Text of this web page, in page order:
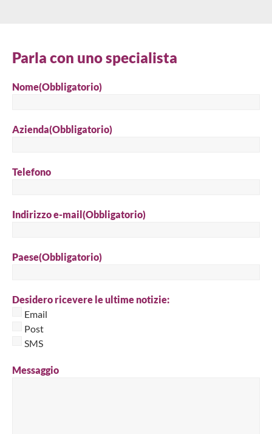
preferiti
di
Refrigeration,
possono
fornirti
un
prodotto
Parla con uno specialista
Nome(Obbligatorio)
Azienda(Obbligatorio)
Telefono
Indirizzo e-mail(Obbligatorio)
Paese(Obbligatorio)
Desidero ricevere le ultime notizie:
Email
Post
SMS
Messaggio